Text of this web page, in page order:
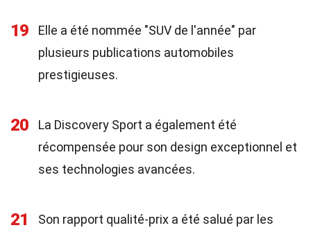
19
Elle a été nommée "SUV de l'année" par
plusieurs publications automobiles
prestigieuses.
20
La Discovery Sport a également été
récompensée pour son design exceptionnel et
ses technologies avancées.
21
Son rapport qualité-prix a été salué par les